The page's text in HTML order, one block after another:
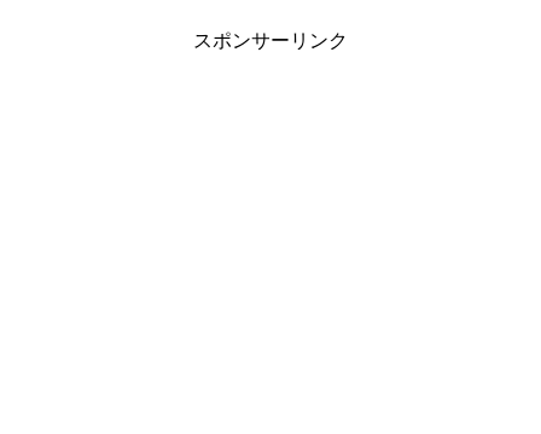
スポンサーリンク